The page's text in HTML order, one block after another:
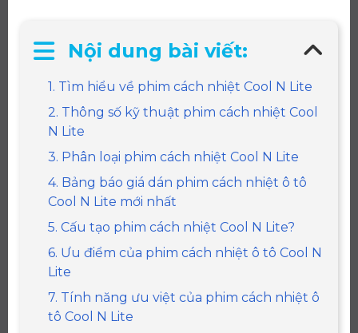
Nội dung bài viết:
1. Tìm hiểu về phim cách nhiệt Cool N Lite
2. Thông số kỹ thuật phim cách nhiệt Cool
N Lite
3. Phân loại phim cách nhiệt Cool N Lite
4. Bảng báo giá dán phim cách nhiệt ô tô
Cool N Lite mới nhất
5. Cấu tạo phim cách nhiệt Cool N Lite?
6. Ưu điểm của phim cách nhiệt ô tô Cool N
Lite
7. Tính năng ưu việt của phim cách nhiệt ô
tô Cool N Lite